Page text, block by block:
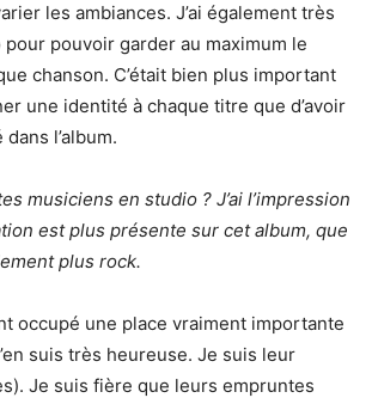
les ambiances. J’ai également très
pouvoir garder au maximum le
chanson. C’était bien plus important
une identité à chaque titre que d’avoir
l’album.
musiciens en studio ? J’ai l’impression
est plus présente sur cet album, que
plus rock.
occupé une place vraiment importante
suis très heureuse. Je suis leur
Je suis fière que leurs empruntes